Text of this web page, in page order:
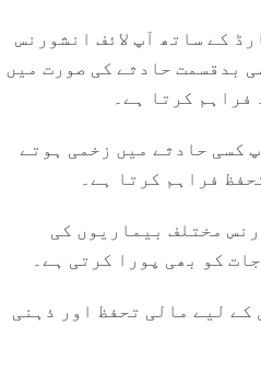
کے ساتھ آپ لائف انشورنس
بدقسمت حادثے کی صورت میں
فراہم کرتا ہے۔
کسی حادثے میں زخمی ہوتے
فراہم کرتا ہے۔
مختلف بیماریوں کی
کو بھی پورا کرتی ہے۔
کے لیے مالی تحفظ اور ذہنی